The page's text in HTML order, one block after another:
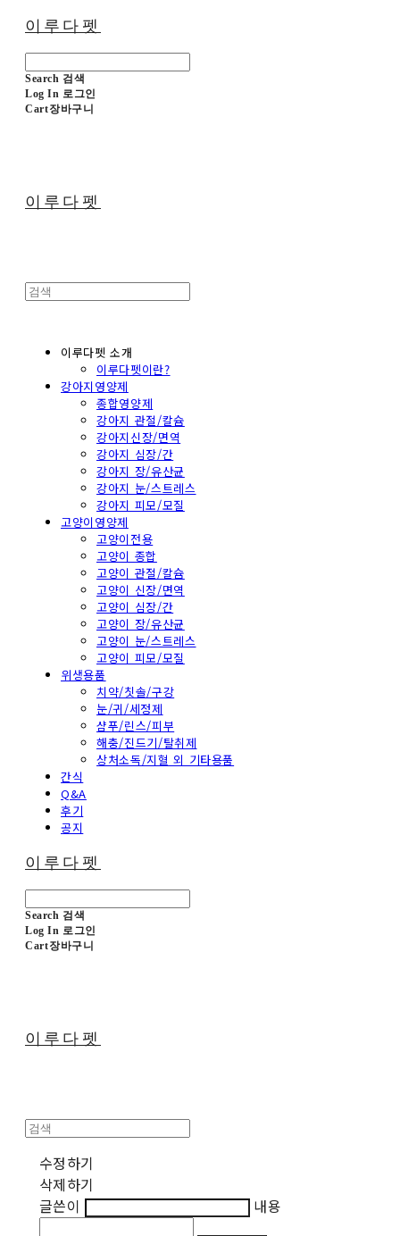
이루다펫
Search 검색
Log In 로그인
Cart장바구니
이루다펫
이루다펫 소개
이루다펫이란?
강아지영양제
종합영양제
강아지 관절/칼슘
강아지신장/면역
강아지 심장/간
강아지 장/유산균
강아지 눈/스트레스
강아지 피모/모질
고양이영양제
고양이전용
고양이 종합
고양이 관절/칼슘
고양이 신장/면역
고양이 심장/간
고양이 장/유산균
고양이 눈/스트레스
고양이 피모/모질
위생용품
치약/칫솔/구강
눈/귀/세정제
샴푸/린스/피부
해충/진드기/탈취제
상처소독/지혈 외 기타용품
간식
Q&A
후기
공지
이루다펫
Search 검색
Log In 로그인
Cart장바구니
이루다펫
수정하기
삭제하기
글쓴이
내용